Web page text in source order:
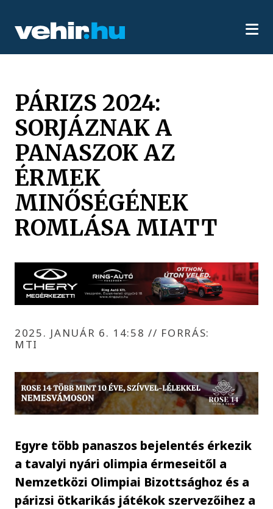
PÁRIZS 2024:
SORJÁZNAK A
PANASZOK AZ
ÉRMEK
MINŐSÉGÉNEK
ROMLÁSA MIATT
2025. JANUÁR 6. 14:58// FORRÁS:
MTI
Egyre több panaszos bejelentés érkezik
a tavalyi nyári olimpia érmeseitől a
Nemzetközi Olimpiai Bizottsághoz és a
párizsi ötkarikás játékok szervezőihez a